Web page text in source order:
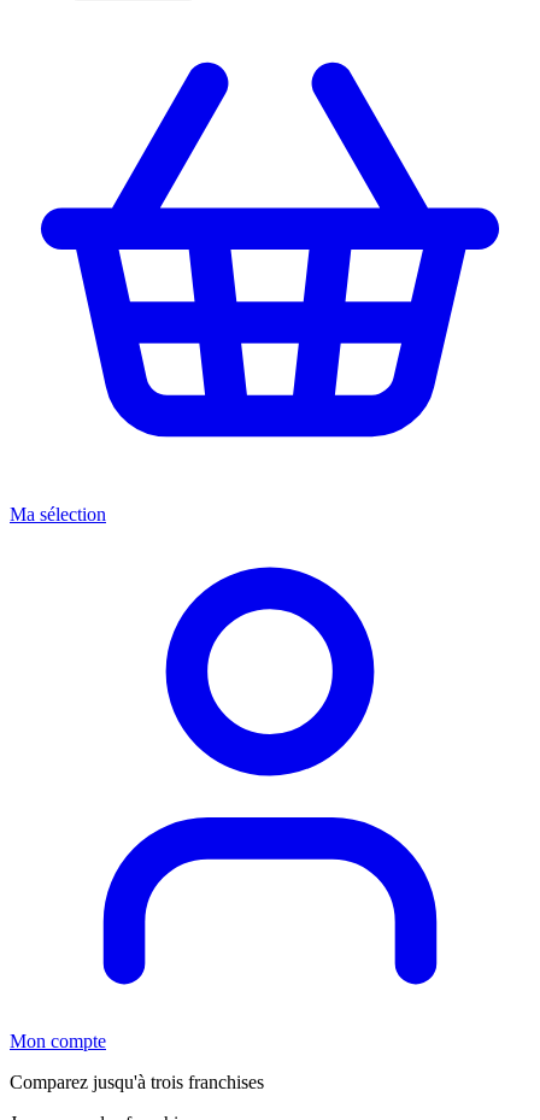
Ma sélection
Mon compte
Comparez jusqu'à trois franchises